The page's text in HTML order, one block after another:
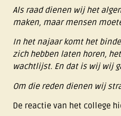
Als raad dienen wij het
maken, maar mensen
In het najaar komt het
zich hebben laten horen,
wachtlijst. En dat is wij wij
Om die reden dienen wij
De reactie van het college